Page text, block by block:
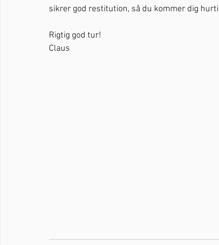
sikrer god restitution, så du kommer dig
Rigtig god tur!
Claus